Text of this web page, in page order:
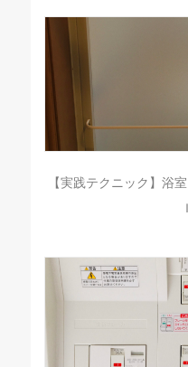
【実践テクニック】浴